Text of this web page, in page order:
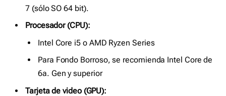
7 (sólo SO 64 bit).
Procesador (CPU):
Intel Core i5 o AMD Ryzen Series
Para Fondo Borroso, se recomienda Intel Core de
6a. Gen y superior
Tarjeta de video (GPU):